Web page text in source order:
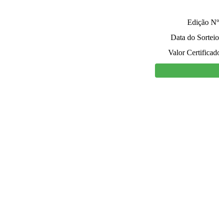
Edição
Data do
Valor